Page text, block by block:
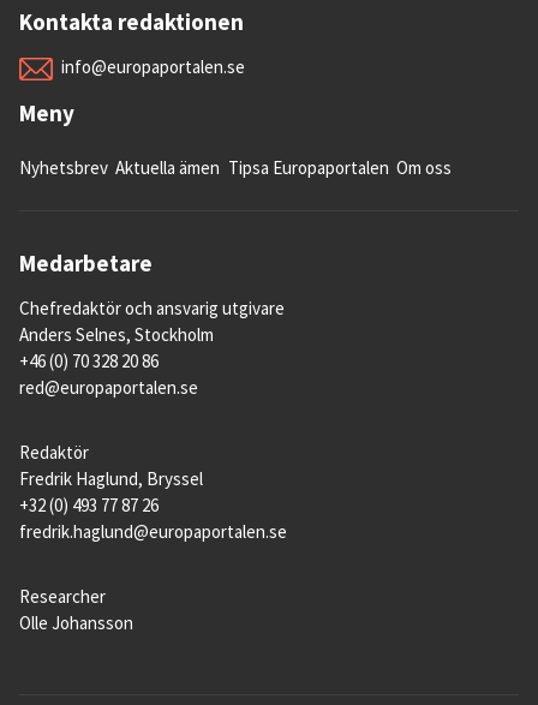
Kontakta redaktionen
info@europaportalen.se
Meny
Nyhetsbrev Aktuella ämen Tipsa Europaportalen Om oss
Medarbetare
Chefredaktör och ansvarig utgivare
Anders Selnes, Stockholm
+46 (0) 70 328 20 86
red@europaportalen.se
Redaktör
Fredrik Haglund, Bryssel
+32 (0) 493 77 87 26
fredrik.haglund@europaportalen.se
Researcher
Olle Johansson